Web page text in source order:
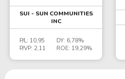
SUI - SUN COMMUNITIES
INC
P/L: 10,95
P/VP: 2,11
DY: 6,78%
ROE: 19,29%